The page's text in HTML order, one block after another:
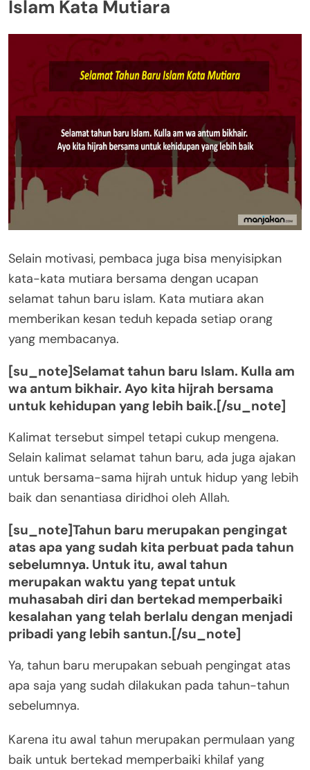
Islam Kata Mutiara
Selain motivasi, pembaca juga bisa menyisipkan
kata-kata mutiara bersama dengan ucapan
selamat tahun baru islam. Kata mutiara akan
memberikan kesan teduh kepada setiap orang
yang membacanya.
[su_note]Selamat tahun baru Islam. Kulla am
wa antum bikhair. Ayo kita hijrah bersama
untuk kehidupan yang lebih baik.[/su_note]
Kalimat tersebut simpel tetapi cukup mengena.
Selain kalimat selamat tahun baru, ada juga ajakan
untuk bersama-sama hijrah untuk hidup yang lebih
baik dan senantiasa diridhoi oleh Allah.
[su_note]Tahun baru merupakan pengingat
atas apa yang sudah kita perbuat pada tahun
sebelumnya. Untuk itu, awal tahun
merupakan waktu yang tepat untuk
muhasabah diri dan bertekad memperbaiki
kesalahan yang telah berlalu dengan menjadi
pribadi yang lebih santun.[/su_note]
Ya, tahun baru merupakan sebuah pengingat atas
apa saja yang sudah dilakukan pada tahun-tahun
sebelumnya.
Karena itu awal tahun merupakan permulaan yang
baik untuk bertekad memperbaiki khilaf yang